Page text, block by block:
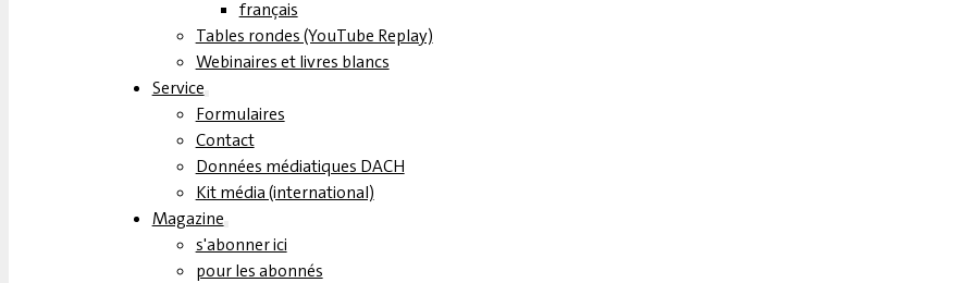
français
Tables rondes (YouTube Replay)
Webinaires et livres blancs
Service
Formulaires
Contact
Données médiatiques DACH
Kit média (international)
Magazine
s'abonner ici
pour les abonnés